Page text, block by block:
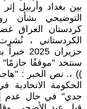
بين بغداد وأربيل إثر
التوضيحي بشأن
كردستان العراق
الكردستاني ،
حزيران
سنتخد "موقفًا حازمًا"
)) ،. نص الخبر :
الحكومة الاتحادية
جدي" في حال عدم